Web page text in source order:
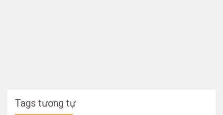
Tags tương tự